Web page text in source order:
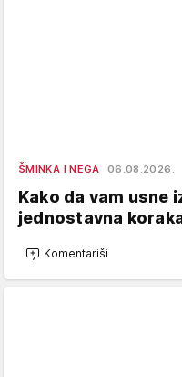
ŠMINKA I NEGA 06.08.2026.
Kako da vam usne
jednostavna
Komentariši